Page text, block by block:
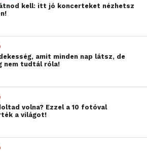
kell: itt jó koncerteket nézhetsz
amit minden nap látsz, de
nem tudtál róla!
volna? Ezzel a 10 fotóval
a világot!